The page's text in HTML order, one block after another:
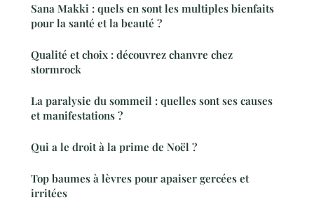
Sana Makki : quels en sont les multiples bienfaits
pour la santé et la beauté ?
Qualité et choix : découvrez chanvre chez
stormrock
La paralysie du sommeil : quelles sont ses causes
et manifestations ?
Qui a le droit à la prime de Noël ?
Top baumes à lèvres pour apaiser gercées et
irritées